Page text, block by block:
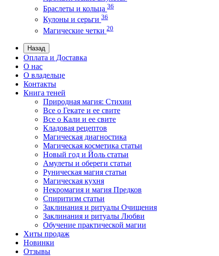
Браслеты и кольца 36
Кулоны и серьги 36
Магические четки 20
Назад
Оплата и Доставка
О нас
О владельце
Контакты
Книга теней
Природная магия: Стихии
Все о Гекате и ее свите
Все о Кали и ее свите
Кладовая рецептов
Магическая диагностика
Магическая косметика статьи
Новый год и Йоль статьи
Амулеты и обереги статьи
Руническая магия статьи
Магическая кухня
Некромагия и магия Предков
Спиритизм статьи
Заклинания и ритуалы Очищения
Заклинания и ритуалы Любви
Обучение практической магии
Хиты продаж
Новинки
Отзывы